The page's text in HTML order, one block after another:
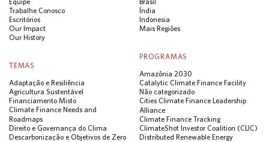
Equipe
Trabalhe Conosco
Escritórios
Our Impact
Our History
Brasil
Índia
Indonesia
Mais Regiões
TEMAS
Adaptação e Resiliência
Agricultura Sustentável
Financiamento Misto
Climate Finance Needs and
Roadmaps
Direito e Governança do Clima
Descarbonização e Objetivos de Zero
PROGRAMAS
Amazônia 2030
Catalytic Climate Finance Facility
Não categorizado
Cities Climate Finance Leadership
Alliance
Climate Finance Tracking
ClimateShot Investor Coalition (CLIC)
Distributed Renewable Energy